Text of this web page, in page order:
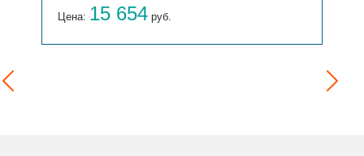
Цена: 15 654 руб.